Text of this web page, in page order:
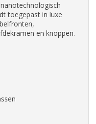
toegepast in luxe
en knoppen.